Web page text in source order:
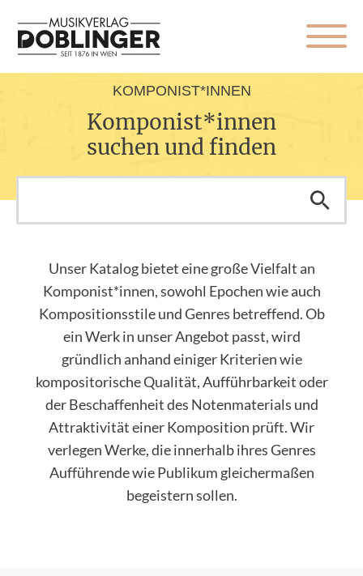
KOMPONIST*INNEN
Komponist*innen
suchen und finden
Unser Katalog bietet eine große Vielfalt an
Komponist*innen, sowohl Epochen wie auch
Kompositionsstile und Genres betreffend. Ob
ein Werk in unser Angebot passt, wird
gründlich anhand einiger Kriterien wie
kompositorische Qualität, Aufführbarkeit oder
der Beschaffenheit des Notenmaterials und
Attraktivität einer Komposition prüft. Wir
verlegen Werke, die innerhalb ihres Genres
Aufführende wie Publikum gleichermaßen
begeistern sollen.